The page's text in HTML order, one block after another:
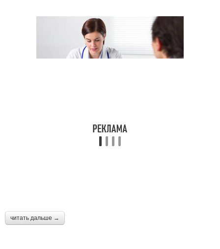
читать дальше →